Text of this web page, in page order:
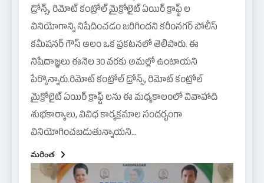
డ్రోన్స్, రిమోట్ కంట్రోల్ మైక్రోలైట్ ఏయిర్ క్రాఫ్ట్ ల
వినియోగాన్ని నిషేదించడం జరిగిందని కరీంనగర్ పోలీస్
కమీషనర్ గౌస్ ఆలం ఒక ప్రకటనలో తెలిపారు. ఈ
నిషేదాజ్ఞలు ఈనెల 30 వరకు అమల్లో ఉంటాయని
పేర్కొన్నారు.రిమోట్ కంట్రోల్ డ్రోన్స్, రిమోట్ కంట్రోల్
మైక్రోలైట్ ఏయిర్ క్రాఫ్ట్ లను ఈ మధ్యకాలంలో వివాహాది
శుభకార్యాలు, వివిధ కార్యక్రమాల సందర్భంగా
వినియోగించబడుతున్నాయని…
మరింత